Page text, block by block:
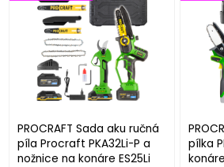
PROCRAFT Sada aku ručná
píla Procraft PKA32Li-P a
nožnice na konáre ES25Li
pílka
konáre